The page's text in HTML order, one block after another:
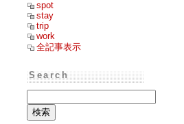
spot
stay
trip
work
全記事表示
Search